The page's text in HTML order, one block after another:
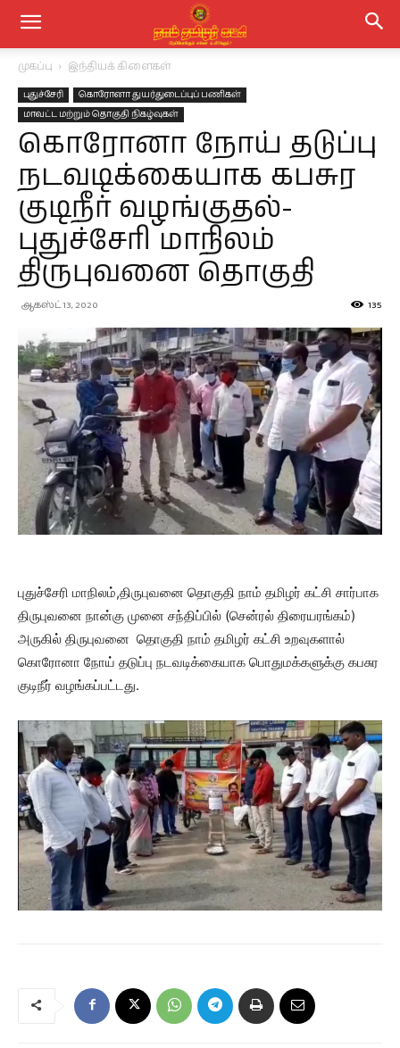
முகப்பு இந்தியக் கிளைகள்
புதுச்சேரி
கொரோனா துயர்துடைப்புப் பணிகள்
மாவட்ட மற்றும் தொகுதி நிகழ்வுகள்
கொரோனா நோய் தடுப்பு
நடவடிக்கையாக கபசுர
குடிநீர் வழங்குதல்-
புதுச்சேரி மாநிலம்
திருபுவனை தொகுதி
ஆகஸ்ட் 13, 2020 135
புதுச்சேரி மாநிலம்,திருபுவனை தொகுதி நாம் தமிழர் கட்சி சார்பாக
திருபுவனை நான்கு முனை சந்திப்பில் (சென்ரல் திரையரங்கம்)
அருகில் திருபுவனை தொகுதி நாம் தமிழர் கட்சி உறவுகளால்
கொரோனா நோய் தடுப்பு நடவடிக்கையாக பொதுமக்களுக்கு கபசுர
குடிநீர் வழங்கப்பட்டது.